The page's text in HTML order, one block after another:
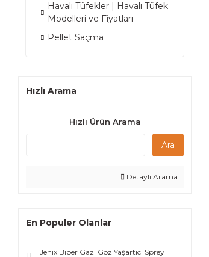
Havalı Tüfekler | Havalı Tüfek
Modelleri ve Fiyatları
Pellet Saçma
Hızlı Arama
Hızlı Ürün Arama
Ara
Detaylı Arama
En Populer Olanlar
Jenix Biber Gazı Göz Yaşartıcı Sprey